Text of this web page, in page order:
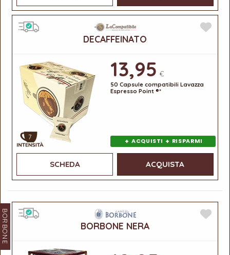
DECAFFEINATO
7
13,95 €
50 Capsule compatibili Lavazza
Espresso Point ®*
+ ACQUISTI + RISPARMI
SCHEDA ACQUISTA
BORBONE BORBONE NERA